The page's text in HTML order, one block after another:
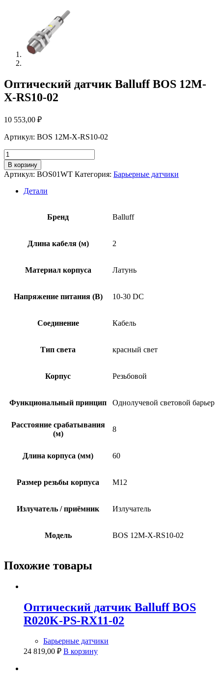
Оптический датчик Balluff BOS 12M-
X-RS10-02
10 553,00 ₽
Артикул: BOS 12M-X-RS10-02
Количество
товара
Оптический
датчик
Balluff
В корзину
Артикул: BOS01WT Категория: Барьерные датчики
Детали
Бренд Balluff
Длина кабеля (м) 2
Материал корпуса Латунь
Напряжение питания (В) 10-30 DC
Соединение Кабель
Тип света красный свет
Корпус Резьбовой
Функциональный принцип Однолучевой световой барьер
Расстояние срабатывания
(м)
8
Длина корпуса (мм) 60
Размер резьбы корпуса M12
Излучатель / приёмник Излучатель
Модель BOS 12M-X-RS10-02
Похожие товары
Оптический датчик Balluff BOS
R020K-PS-RX11-02
Барьерные датчики
24 819,00 ₽ В корзину